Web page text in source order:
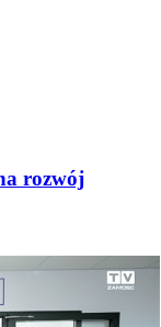
rozwój